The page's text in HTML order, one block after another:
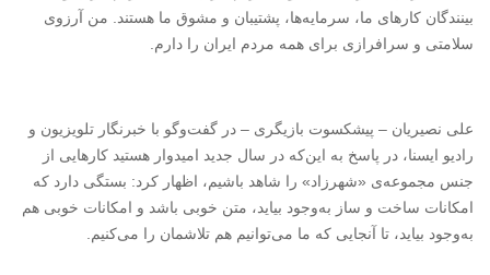
بینندگان کارهای ما، سرمایه‌ها،‌ پشتیبان و مشوق ما هستند. من آرزوی
سلامتی و سرافرازی برای همه مردم ایران را دارم.
علی نصیریان – پیشکسوت بازیگری – در گفت‌وگو با خبرنگار تلویزیون و
رادیو ایسنا، در پاسخ به این‌که در سال جدید ‌امیدوار هستید کارهایی از
جنس مجموعه‌ی «شهرزاد» را شاهد باشیم، اظهار کرد: بستگی دارد که
امکانات ساخت و ساز به‌وجود بیاید، متن خوبی باشد و امکانات خوبی هم
به‌وجود بیاید، تا آنجایی که ما می‌توانیم هم تلاشمان را می‌کنیم.